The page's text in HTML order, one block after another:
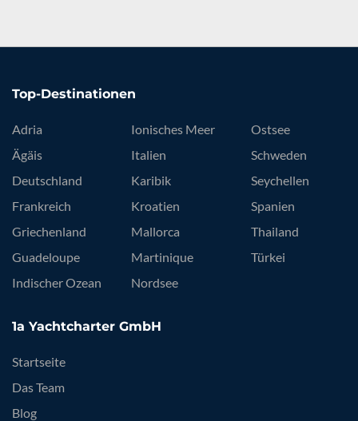
Top-Destinationen
Adria
Ägäis
Deutschland
Frankreich
Griechenland
Guadeloupe
Indischer Ozean
Ionisches Meer
Italien
Karibik
Kroatien
Mallorca
Martinique
Nordsee
Ostsee
Schweden
Seychellen
Spanien
Thailand
Türkei
1a Yachtcharter GmbH
Startseite
Das Team
Blog